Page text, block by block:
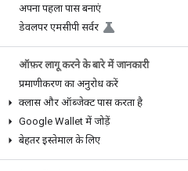
अपना पहला पास बनाएं
डेवलपर एमसीपी सर्वर
ऑफ़र लागू करने के बारे में जानकारी
प्रमाणीकरण का अनुरोध करें
क्लास और ऑब्जेक्ट पास करता है
Google Wallet में जोड़ें
बेहतर इस्तेमाल के लिए